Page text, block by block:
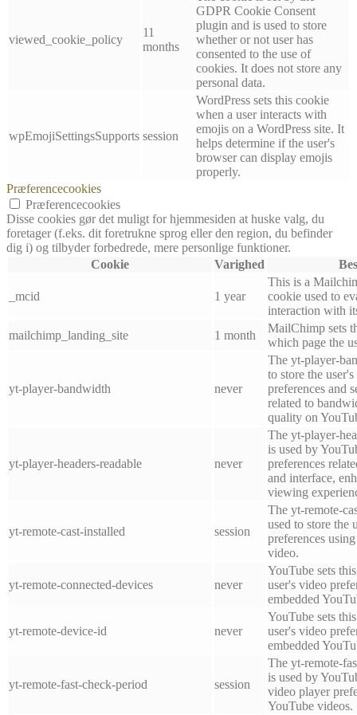
viewed_cookie_policy
11
months
GDPR Cookie Consent
plugin and is used to store
whether or not user has
consented to the use of
cookies. It does not store any
personal data.
wpEmojiSettingsSupports session
WordPress sets this cookie
when a user interacts with
emojis on a WordPress site. It
helps determine if the user's
browser can display emojis
properly.
Præferencecookies
Præferencecookies
Disse cookies gør det muligt for hjemmesiden at huske valg, du
foretager (f.eks. dit foretrukne sprog eller den region, du befinder
dig i) og tilbyder forbedrede, mere personlige funktioner.
Cookie
Varighed
_mcid 1 year
This is a
cookie used to
interaction with
mailchimp_landing_site
1 month
MailChimp sets
which page the
yt-player-bandwidth never
The yt-player-
to store the
preferences and
related to
quality on
yt-player-headers-readable never
The yt-player-
is used by
preferences
and interface,
viewing
yt-remote-cast-installed session
The yt-remote-
used to store the
preferences
video.
yt-remote-connected-devices never
YouTube sets
user's video
embedded
yt-remote-device-id never
YouTube sets
user's video
embedded
yt-remote-fast-check-period session
The yt-remote-
is used by
video player
YouTube videos.